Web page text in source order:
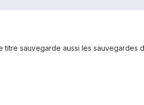
sauvegarde aussi les sauvegardes